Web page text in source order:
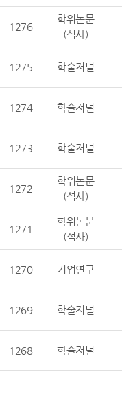
1276
학위논문
(석사)
1275 학술저널
1274 학술저널
1273 학술저널
1272
학위논문
(석사)
1271
학위논문
(석사)
1270 기업연구
1269 학술저널
1268 학술저널